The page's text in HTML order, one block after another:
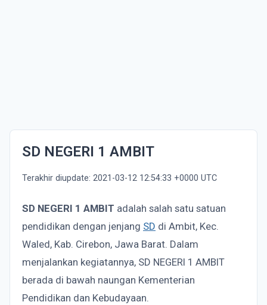
SD NEGERI 1 AMBIT
Terakhir diupdate: 2021-03-12 12:54:33 +0000 UTC
SD NEGERI 1 AMBIT adalah salah satu satuan
pendidikan dengan jenjang SD di Ambit, Kec.
Waled, Kab. Cirebon, Jawa Barat. Dalam
menjalankan kegiatannya, SD NEGERI 1 AMBIT
berada di bawah naungan Kementerian
Pendidikan dan Kebudayaan.